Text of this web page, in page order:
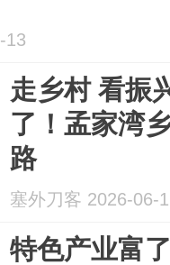
13
走乡村 看振
了！孟家湾
路
塞外刀客 2026-06-
特色产业富